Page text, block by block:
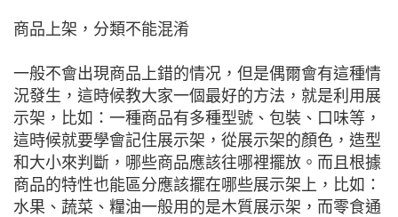
商品上架，分類不能混淆
一般不會出現商品上錯的情况，但是偶爾會有這種情
況發生，這時候教大家一個最好的方法，就是利用展
示架，比如：一種商品有多種型號、包裝、口味等，
這時候就要學會記住展示架，從展示架的顏色，造型
和大小來判斷，哪些商品應該往哪裡擺放。而且根據
商品的特性也能區分應該擺在哪些展示架上，比如：
水果、蔬菜、糧油一般用的是木質展示架，而零食通